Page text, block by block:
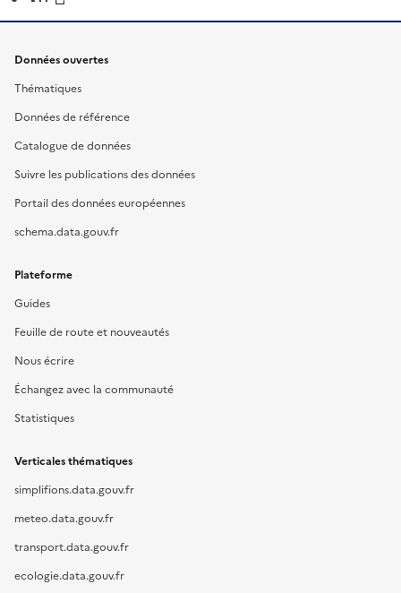
Données ouvertes
Thématiques
Données de référence
Catalogue de données
Suivre les publications des données
Portail des données européennes
schema.data.gouv.fr
Plateforme
Guides
Feuille de route et nouveautés
Nous écrire
Échangez avec la communauté
Statistiques
Verticales thématiques
simplifions.data.gouv.fr
meteo.data.gouv.fr
transport.data.gouv.fr
ecologie.data.gouv.fr